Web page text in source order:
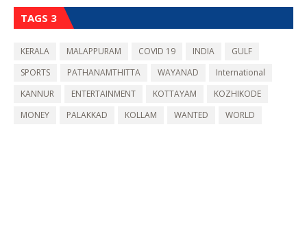
TAGS 3
KERALA MALAPPURAM COVID 19 INDIA
GULF
SPORTS
PATHANAMTHITTA WAYANAD
International
KANNUR
ENTERTAINMENT KOTTAYAM
KOZHIKODE
MONEY
PALAKKAD KOLLAM WANTED WORLD